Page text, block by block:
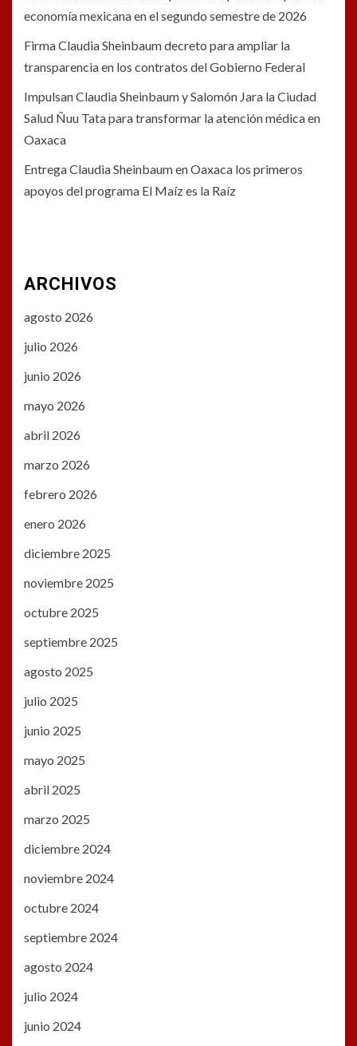
economía mexicana en el segundo semestre de 2026
Firma Claudia Sheinbaum decreto para ampliar la
transparencia en los contratos del Gobierno Federal
Impulsan Claudia Sheinbaum y Salomón Jara la Ciudad
Salud Ñuu Tata para transformar la atención médica en
Oaxaca
Entrega Claudia Sheinbaum en Oaxaca los primeros
apoyos del programa El Maíz es la Raíz
ARCHIVOS
agosto 2026
julio 2026
junio 2026
mayo 2026
abril 2026
marzo 2026
febrero 2026
enero 2026
diciembre 2025
noviembre 2025
octubre 2025
septiembre 2025
agosto 2025
julio 2025
junio 2025
mayo 2025
abril 2025
marzo 2025
diciembre 2024
noviembre 2024
octubre 2024
septiembre 2024
agosto 2024
julio 2024
junio 2024